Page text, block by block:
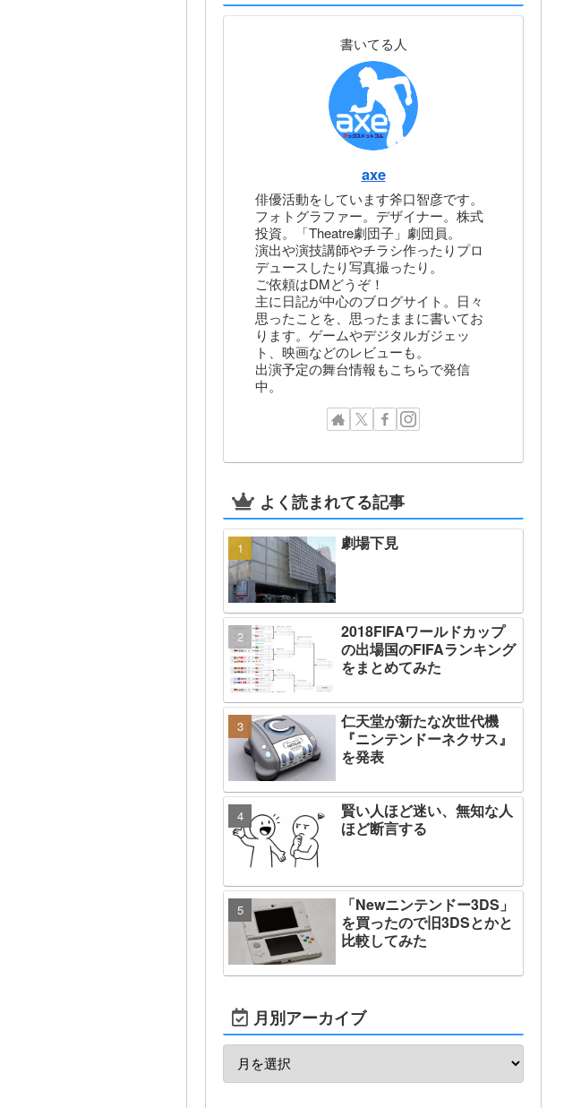
書いてる人
axe
俳優活動をしています斧口智彦です。
フォトグラファー。デザイナー。株式
投資。「Theatre劇団子」劇団員。
演出や演技講師やチラシ作ったりプロ
デュースしたり写真撮ったり。
ご依頼はDMどうぞ！
主に日記が中心のブログサイト。日々
思ったことを、思ったままに書いてお
ります。ゲームやデジタルガジェッ
ト、映画などのレビューも。
出演予定の舞台情報もこちらで発信
中。
よく読まれてる記事
劇場下見
2018FIFAワールドカップ
の出場国のFIFAランキング
をまとめてみた
仁天堂が新たな次世代機
『ニンテンドーネクサス』
を発表
賢い人ほど迷い、無知な人
ほど断言する
「Newニンテンドー3DS」
を買ったので旧3DSとかと
比較してみた
月別アーカイブ